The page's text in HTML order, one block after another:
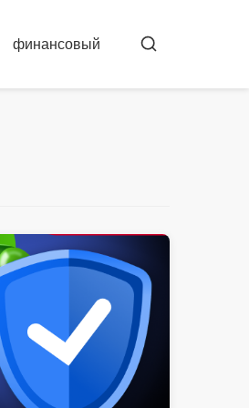
финансовый Бускар